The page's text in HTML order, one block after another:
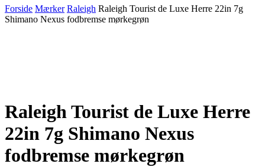
Forside Mærker Raleigh Raleigh Tourist de Luxe Herre 22in 7g
Shimano Nexus fodbremse mørkegrøn
Raleigh Tourist de Luxe Herre
22in 7g Shimano Nexus
fodbremse mørkegrøn